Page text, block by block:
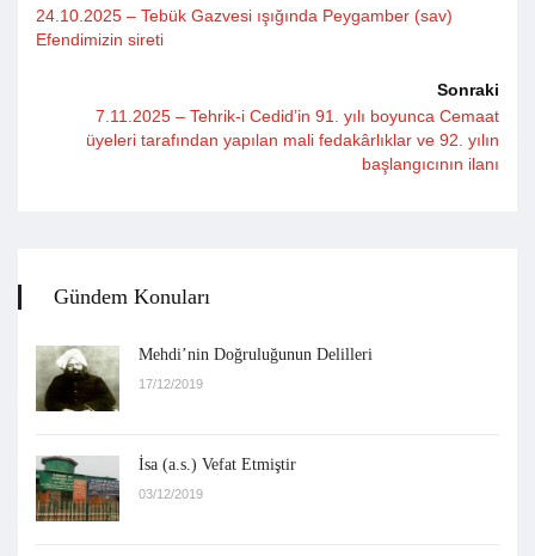
24.10.2025 – Tebük Gazvesi ışığında Peygamber (sav)
Efendimizin sireti
Sonraki
7.11.2025 – Tehrik-i Cedid’in 91. yılı boyunca Cemaat
üyeleri tarafından yapılan mali fedakârlıklar ve 92. yılın
başlangıcının ilanı
Gündem Konuları
Mehdi’nin Doğruluğunun Delilleri
17/12/2019
İsa (a.s.) Vefat Etmiştir
03/12/2019